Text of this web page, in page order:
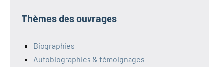
Thèmes des ouvrages
Biographies
Autobiographies & témoignages